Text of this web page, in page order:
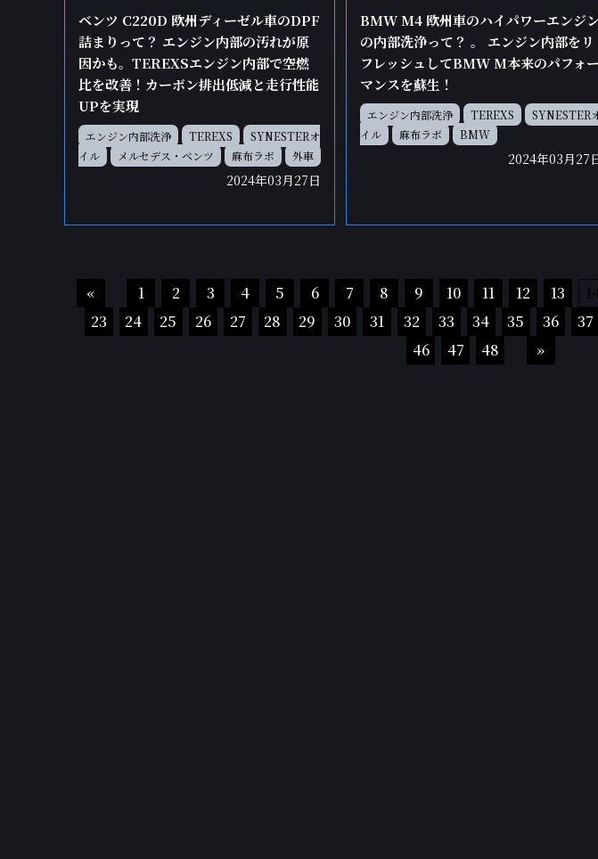
ベンツ C220D 欧州ディーゼル車のDPF
詰まりって？ エンジン内部の汚れが原
因かも。TEREXSエンジン内部で空燃
比を改善！カーボン排出低減と走行性能
UPを実現
エンジン内部洗浄 TEREXS
SYNESTERオ
イル
メルセデス・ベンツ 麻布ラボ 外車
2024年03月27日
BMW M4 欧州車のハイパワーエンジン
の内部洗浄って？ 。 エンジン内部をリ
フレッシュしてBMW M本来のパフォー
マンスを蘇生！
エンジン内部洗浄 TEREXS
SYNESTER
イル
麻布ラボ BMW
2024年03月27
« 1 2 3 4 5 6 7 8 9 10 11 12 13
23
24 25 26 27 28 29 30 31 32 33 34 35 36 37
46
47 48 »